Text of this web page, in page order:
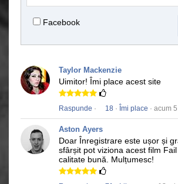
Facebook
Taylor Mackenzie
Uimitor! Îmi place acest site
Raspunde · 18 · Îmi place · acum
Aston Ayers
Doar Înregistrare este ușor și
sfârșit pot viziona acest film
calitate bună. Mulțumesc!